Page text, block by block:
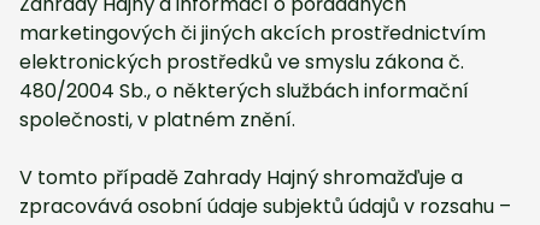
marketingových či jiných akcích prostřednictvím
elektronických prostředků ve smyslu zákona č.
480/2004 Sb., o některých službách informační
společnosti, v platném znění.
V tomto případě Zahrady Hajný shromažďuje a
zpracovává osobní údaje subjektů údajů v rozsahu –